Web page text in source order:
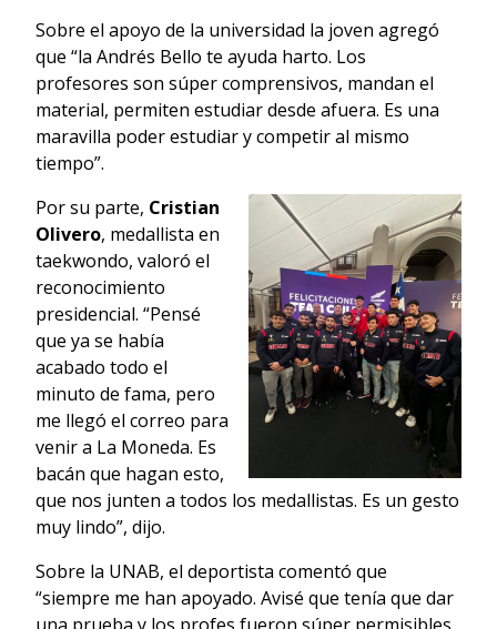
Sobre el apoyo de la universidad la joven agregó
que “la Andrés Bello te ayuda harto. Los
profesores son súper comprensivos, mandan el
material, permiten estudiar desde afuera. Es una
maravilla poder estudiar y competir al mismo
tiempo”.
Por su parte, Cristian
Olivero, medallista en
taekwondo, valoró el
reconocimiento
presidencial. “Pensé
que ya se había
acabado todo el
minuto de fama, pero
me llegó el correo para
venir a La Moneda. Es
bacán que hagan esto,
que nos junten a todos los medallistas. Es un gesto
muy lindo”, dijo.
Sobre la UNAB, el deportista comentó que
“siempre me han apoyado. Avisé que tenía que dar